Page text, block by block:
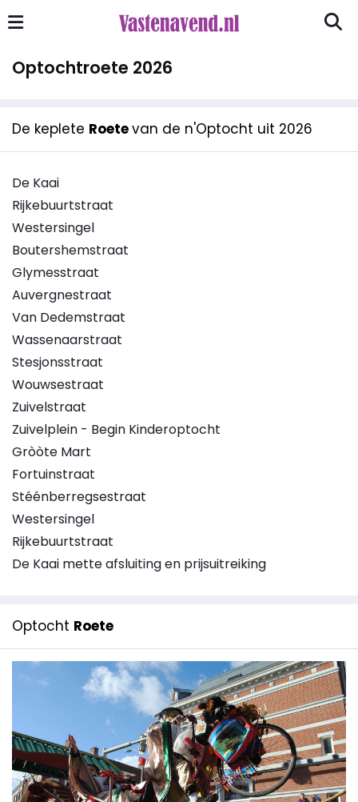
Optochtroete 2026
De keplete Roetevan de n'Optocht uit 2026
De Kaai
Rijkebuurtstraat
Westersingel
Boutershemstraat
Glymesstraat
Auvergnestraat
Van Dedemstraat
Wassenaarstraat
Stesjonsstraat
Wouwsestraat
Zuivelstraat
Zuivelplein - Begin Kinderoptocht
Gròòte Mart
Fortuinstraat
Stéénberregsestraat
Westersingel
Rijkebuurtstraat
De Kaai mette afsluiting en prijsuitreiking
Optocht Roete